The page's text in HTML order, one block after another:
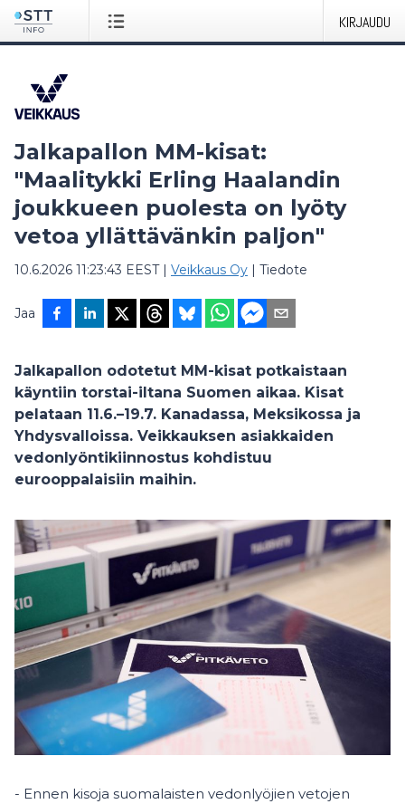
KIRJAUDU
Jalkapallon MM-kisat:
"Maalitykki Erling Haalandin
joukkueen puolesta on lyöty
vetoa yllättävänkin paljon"
10.6.2026 11:23:43 EEST| Veikkaus Oy | Tiedote
Jaa
Jalkapallon odotetut MM-kisat potkaistaan
käyntiin torstai-iltana Suomen aikaa. Kisat
pelataan 11.6.–19.7. Kanadassa, Meksikossa ja
Yhdysvalloissa. Veikkauksen asiakkaiden
vedonlyöntikiinnostus kohdistuu
eurooppalaisiin maihin.
- Ennen kisoja suomalaisten vedonlyöjien vetojen